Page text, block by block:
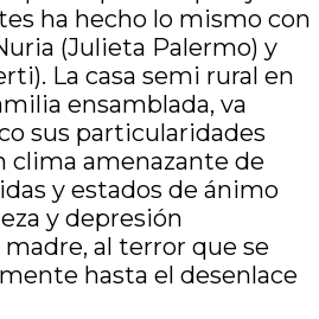
ha hecho lo mismo con
(Julieta Palermo) y
La casa semi rural en
ensamblada, va
sus particularidades
clima amenazante de
y estados de ánimo
y depresión
al terror que se
hasta el desenlace